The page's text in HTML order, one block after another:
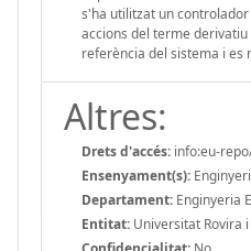
s'ha utilitzat un
accions del terme
referència del sistema i es
Altres:
Drets d'accés: info:eu-
Ensenyament(s):
Departament: Enginyeria
Entitat: Universitat Rovira i